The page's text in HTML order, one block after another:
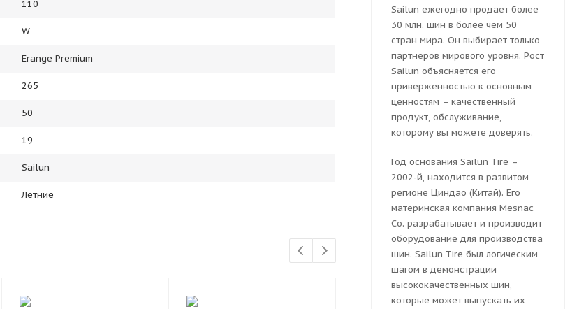
110
W
Erange Premium
265
50
19
Sailun
Летние
Sailun ежегодно продает более
30 млн. шин в более чем 50
стран мира. Он выбирает только
партнеров мирового уровня. Рост
Sailun объясняется его
приверженностью к основным
ценностям – качественный
продукт, обслуживание,
которому вы можете доверять.
Год основания Sailun Tire –
2002-й, находится в развитом
регионе Циндао (Китай). Его
материнская компания Mesnac
Co. разрабатывает и производит
оборудование для производства
шин. Sailun Tire был логическим
шагом в демонстрации
высококачественных шин,
которые может выпускать их
раз в 2 недели